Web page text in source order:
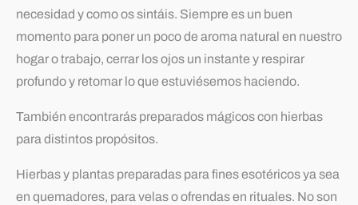
necesidad y como os sintáis. Siempre es un buen
momento para poner un poco de aroma natural en nuestro
hogar o trabajo, cerrar los ojos un instante y respirar
profundo y retomar lo que estuviésemos haciendo.
También encontrarás preparados mágicos con hierbas
para distintos propósitos.
Hierbas y plantas preparadas para fines esotéricos ya sea
en quemadores, para velas o ofrendas en rituales. No son